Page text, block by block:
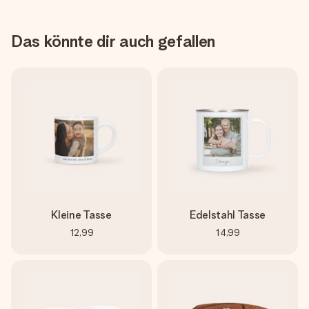
Das könnte dir auch gefallen
Kleine Tasse
12,99
Edelstahl Tasse
14,99